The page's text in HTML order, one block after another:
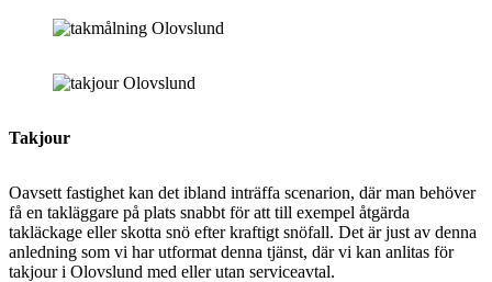
Takjour
Oavsett fastighet kan det ibland inträffa scenarion, där man behöver
få en takläggare på plats snabbt för att till exempel åtgärda
takläckage eller skotta snö efter kraftigt snöfall. Det är just av denna
anledning som vi har utformat denna tjänst, där vi kan anlitas för
takjour i Olovslund med eller utan serviceavtal.